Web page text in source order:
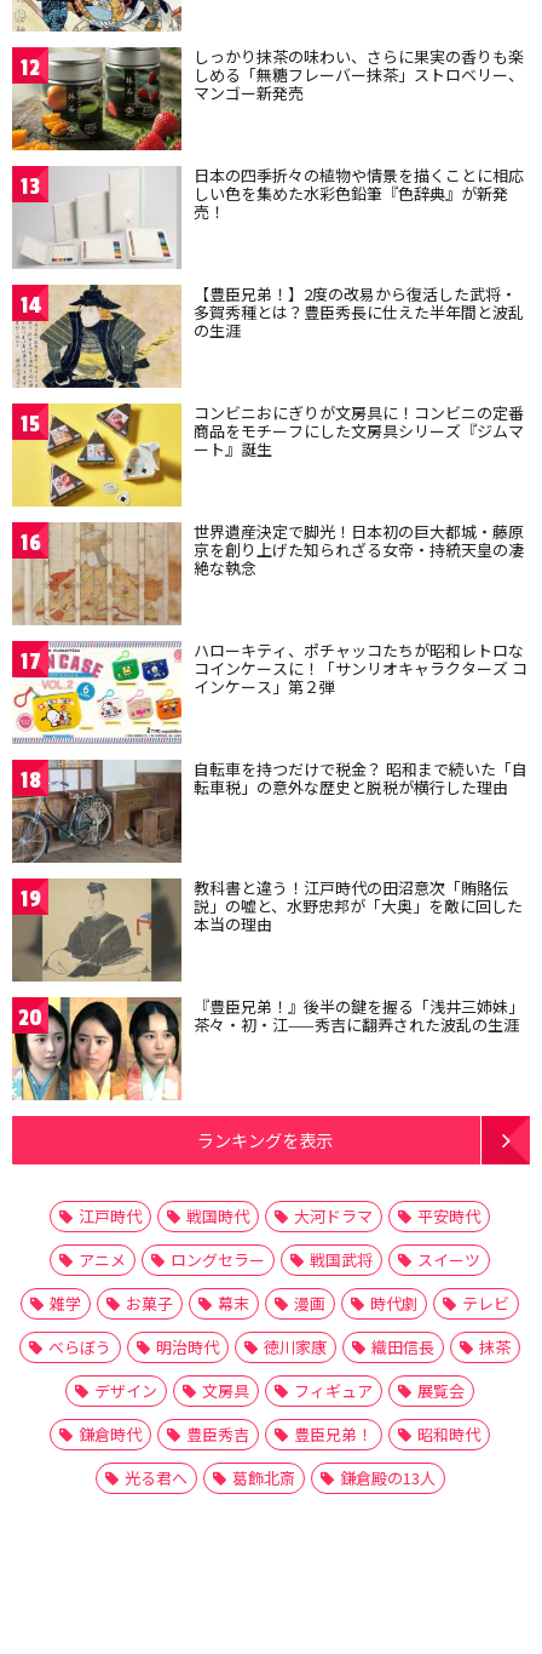
12 しっかり抹茶の味わい、さらに果実の香りも楽
しめる「無糖フレーバー抹茶」ストロベリー、
マンゴー新発売
13 日本の四季折々の植物や情景を描くことに相応
しい色を集めた水彩色鉛筆『色辞典』が新発
売！
14 【豊臣兄弟！】2度の改易から復活した武将・
多賀秀種とは？豊臣秀長に仕えた半年間と波乱
の生涯
15 コンビニおにぎりが文房具に！コンビニの定番
商品をモチーフにした文房具シリーズ『ジムマ
ート』誕生
16 世界遺産決定で脚光！日本初の巨大都城・藤原
京を創り上げた知られざる女帝・持統天皇の凄
絶な執念
17 ハローキティ、ポチャッコたちが昭和レトロな
コインケースに！「サンリオキャラクターズ コ
インケース」第２弾
18 自転車を持つだけで税金？ 昭和まで続いた「自
転車税」の意外な歴史と脱税が横行した理由
19 教科書と違う！江戸時代の田沼意次「賄賂伝
説」の嘘と、水野忠邦が「大奥」を敵に回した
本当の理由
20 『豊臣兄弟！』後半の鍵を握る「浅井三姉妹」
茶々・初・江——秀吉に翻弄された波乱の生涯
ランキングを表示
江戸時代 戦国時代 大河ドラマ
平安時代
アニメ
ロングセラー 戦国武将
スイーツ
雑学
お菓子 幕末 漫画 時代劇
テレビ
べらぼう
明治時代 徳川家康 織田信長
抹茶
デザイン
文房具 フィギュア
展覧会
鎌倉時代
豊臣秀吉 豊臣兄弟！
昭和時代
光る君へ
葛飾北斎 鎌倉殿の13人